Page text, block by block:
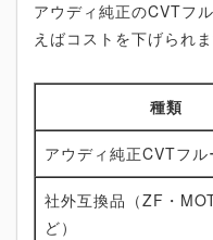
アウディ純正のCVTフ
えばコストを下げられま
種類
アウディ純正CVTフル
社外互換品（ZF・
ど）